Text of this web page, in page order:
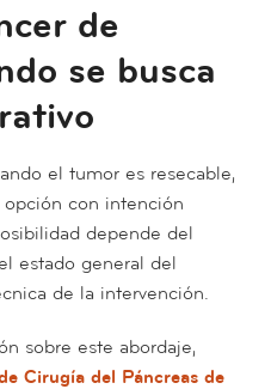
de
se busca
el tumor es resecable,
con intención
depende del
estado general del
de la intervención.
sobre este abordaje,
Cirugía del Páncreas de